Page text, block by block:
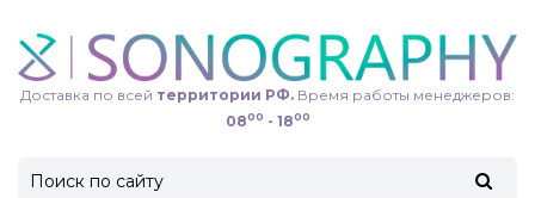
Доставка по всей территории РФ. Время работы менеджеров:
0800 - 1800